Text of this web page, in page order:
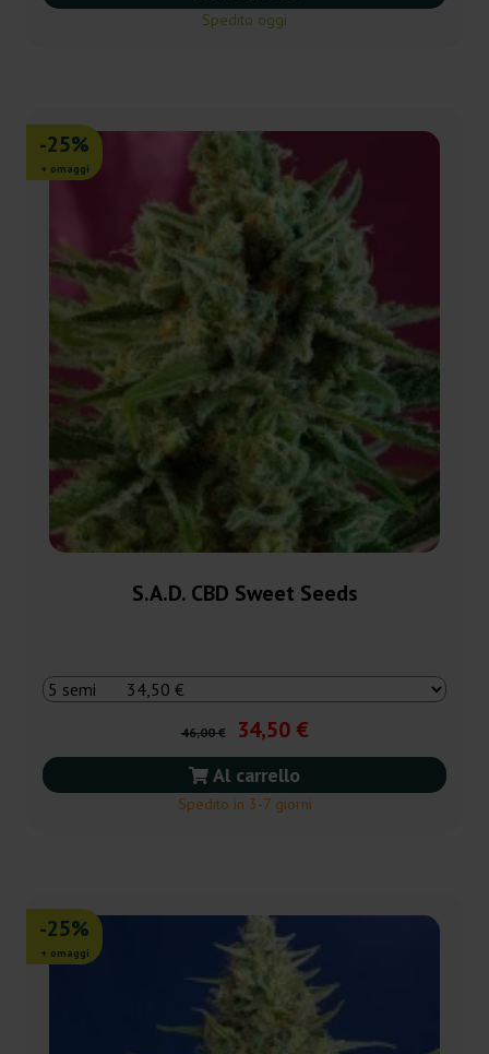
Spedito oggi
-25%
+ omaggi
S.A.D. CBD Sweet Seeds
46,00 € 34,50 €
Al carrello
Spedito in 3-7 giorni
-25%
+ omaggi